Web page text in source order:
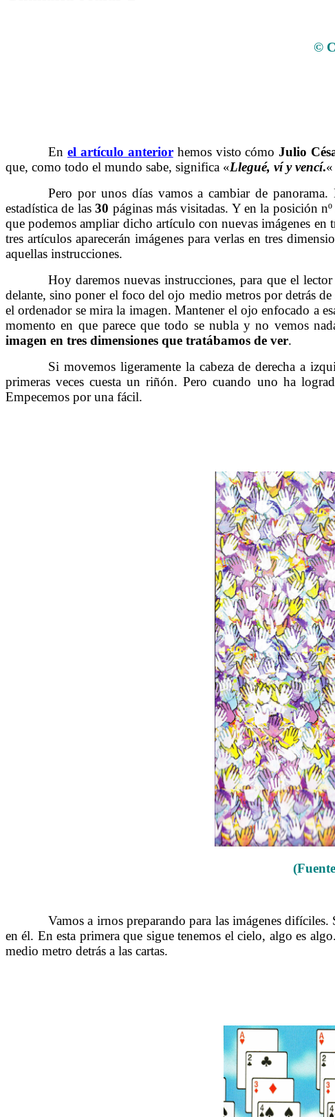
©
En el artículo anteriorhemos visto cómoJulio
que, como todo el mundo sabe, significa «Llegué, ví y vencí.«
Pero por unos días vamos a cambiar de
estadística de las30 páginas más visitadas. Y en la posición nº
que podemos ampliar dicho artículo con nuevas imágenes
tres artículos aparecerán imágenes para verlas en tres
aquellas instrucciones.
Hoy daremos nuevas instrucciones, para que el
delante, sino poner el foco del ojo medio metros por detrás
el ordenador se mira la imagen. Mantener el ojo enfocado a
momento en que parece que todo se nubla y no vemos
imagen en tres dimensiones que tratábamos de ver.
Si movemos ligeramente la cabeza de derecha a
primeras veces cuesta un riñón. Pero cuando uno ha
Empecemos por una fácil.
Vamos a irnos preparando para las imágenes
en él. En esta primera que sigue tenemos el cielo, algo es
medio metro detrás a las cartas.